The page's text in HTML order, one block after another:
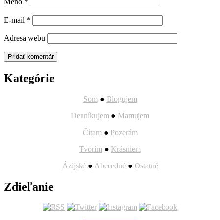
E-mail *
Adresa webu
Kategórie
Som ● Blogujem
Denníkujem ● Mamujem
Čítam ● Pozerám
Tvorím ● Krásniem
Ázijské● Abecedné● Ostatné
Zdieľanie